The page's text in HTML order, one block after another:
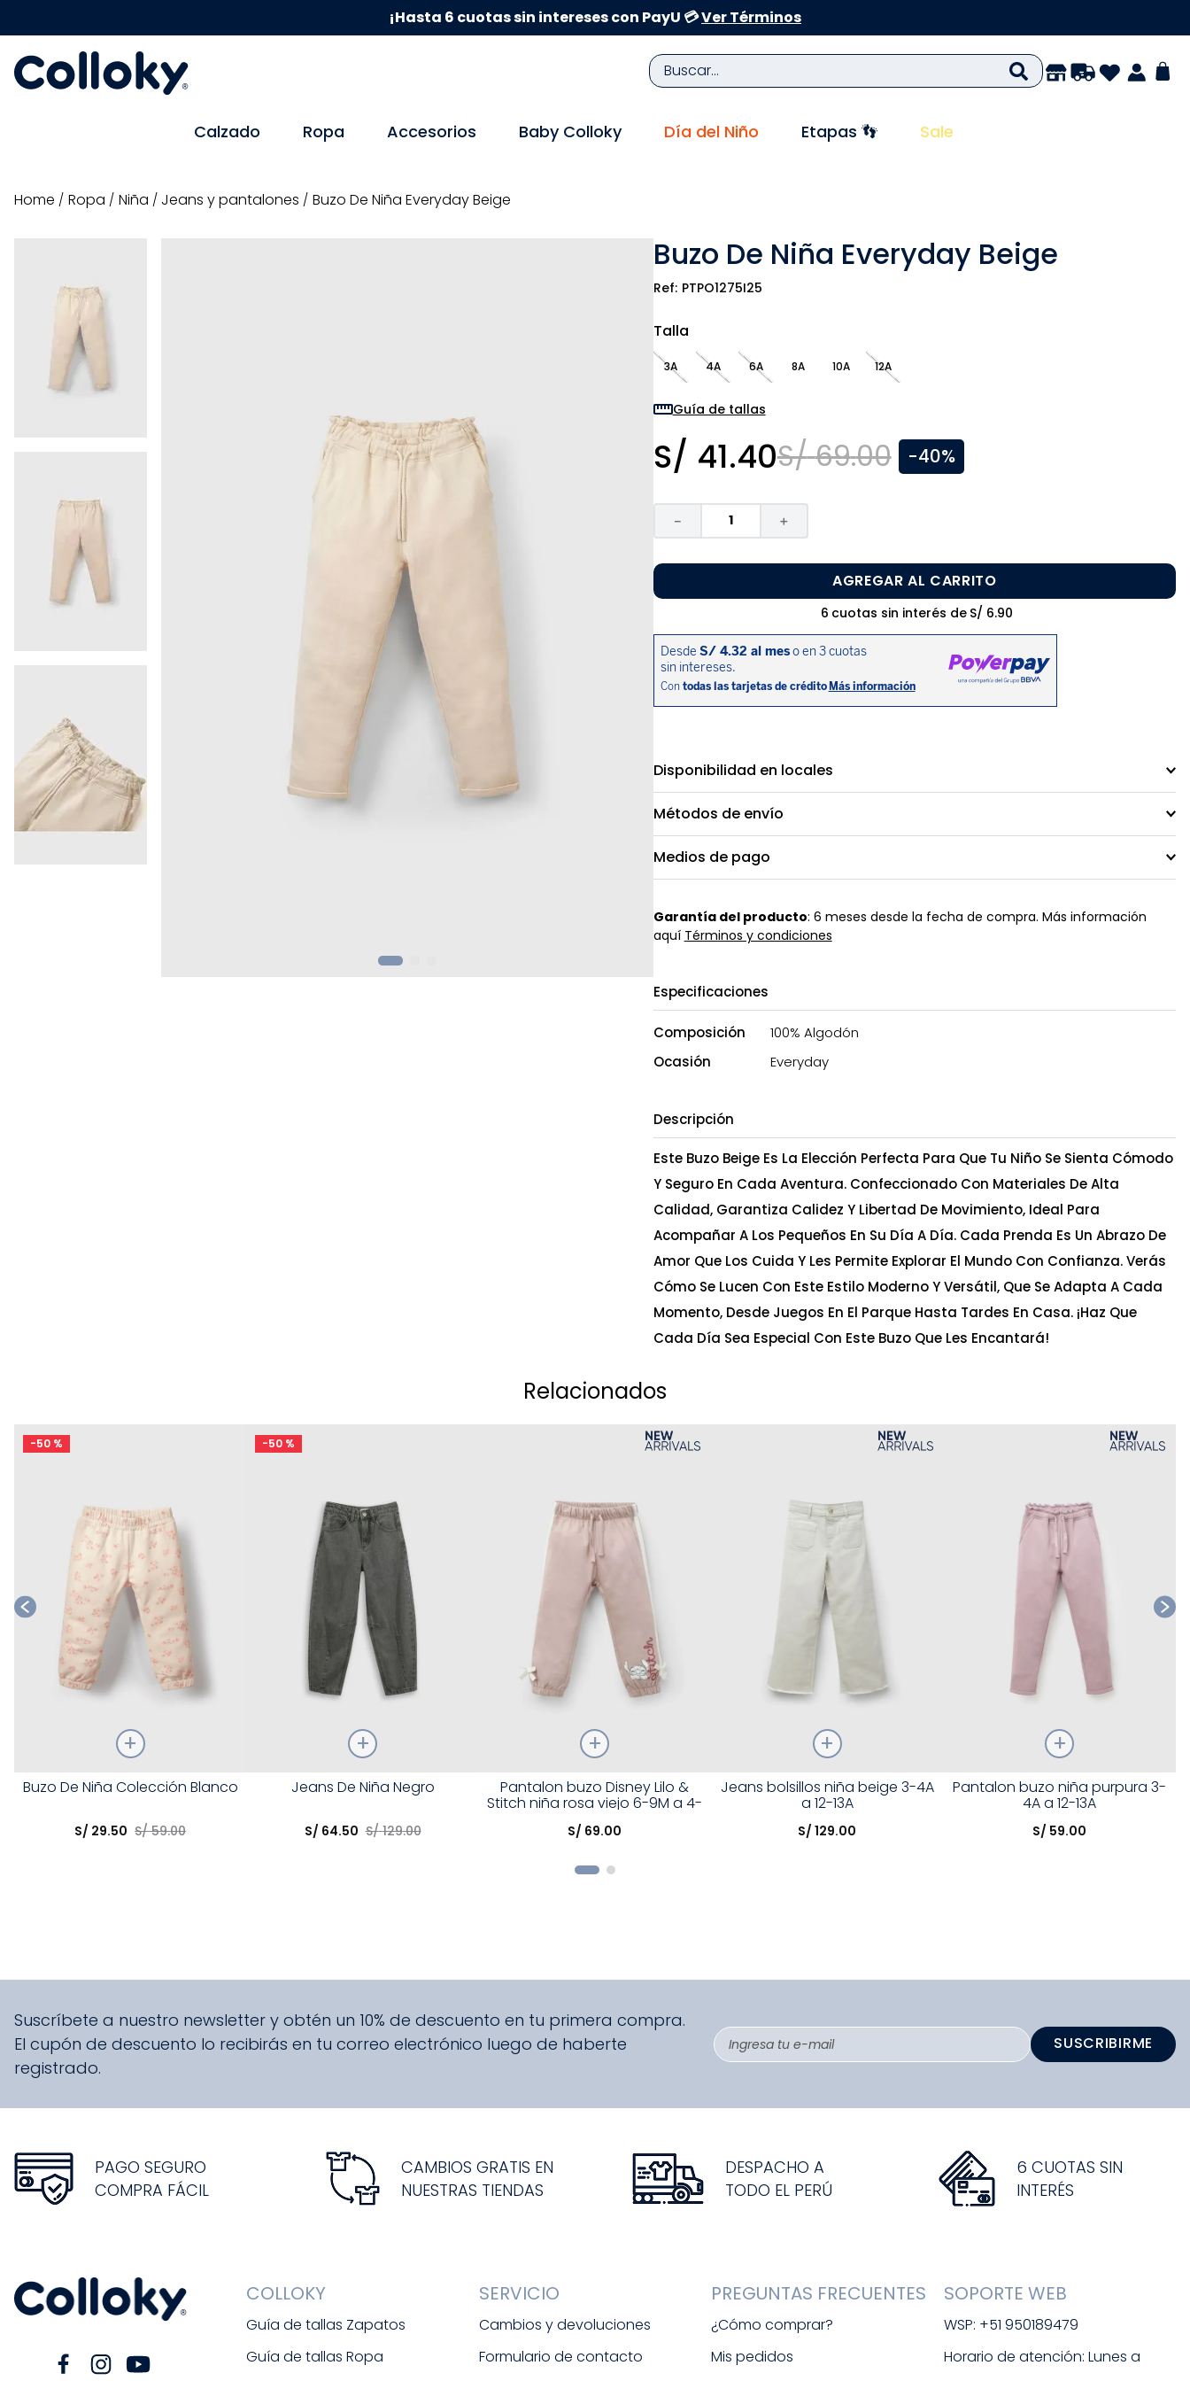
¡Hasta 6 cuotas sin intereses con PayU 💳Ver Términos
Buscar...
Calzado Ropa Accesorios Baby Colloky Día del Niño Etapas 👣 Sale
ropa niña jeans y pantalones Buzo De Niña Everyday Beige
Buzo De Niña Everyday Beige
PTPO1275I25
Talla
3A 4A 6A 8A 10A 12A
Guía de tallas
S/ 41.40S/ 69.00 -40%
＋
－
AGREGAR AL CARRITO
6 cuotas sin interés de S/ 6.90
Disponibilidad en locales
Métodos de envío
Medios de pago
Garantía del producto: 6 meses desde la fecha de compra. Más información
aquí Términos y condiciones
Especificaciones
Composición
100% Algodón
Ocasión
Everyday
Descripción
Este Buzo Beige Es La Elección Perfecta Para Que Tu Niño Se Sienta Cómodo
Y Seguro En Cada Aventura. Confeccionado Con Materiales De Alta
Calidad, Garantiza Calidez Y Libertad De Movimiento, Ideal Para
Acompañar A Los Pequeños En Su Día A Día. Cada Prenda Es Un Abrazo De
Amor Que Los Cuida Y Les Permite Explorar El Mundo Con Confianza. Verás
Cómo Se Lucen Con Este Estilo Moderno Y Versátil, Que Se Adapta A Cada
Momento, Desde Juegos En El Parque Hasta Tardes En Casa. ¡Haz Que
Cada Día Sea Especial Con Este Buzo Que Les Encantará!
Relacionados
-50 %
Talla
Buzo De Niña Colección Blanco
S/ 29.50 S/ 59.00
-50 %
Jeans De Niña Negro
S/ 64.50 S/ 129.00
Talla
Elige una opción
Pantalon buzo Disney Lilo &
Stitch niña rosa viejo 6-9M a 4-
S/ 69.00
Talla
Elige una opción
Jeans bolsillos niña beige 3-4A
a 12-13A
S/ 129.00
Talla
Elige una opción
Pantalon buzo niña purpura 3-
4A a 12-13A
S/ 59.00
Suscríbete a nuestro newsletter y obtén un 10% de descuento en tu primera compra.
El cupón de descuento lo recibirás en tu correo electrónico luego de haberte
registrado.
SUSCRIBIRME
PAGO SEGURO
COMPRA FÁCIL
CAMBIOS GRATIS EN
NUESTRAS TIENDAS
DESPACHO A
TODO EL PERÚ
6 CUOTAS SIN
INTERÉS
COLLOKY
Guía de tallas Zapatos
Guía de tallas Ropa
SERVICIO
Cambios y devoluciones
Formulario de contacto
PREGUNTAS FRECUENTES
¿Cómo comprar?
Mis pedidos
SOPORTE WEB
WSP: +51 950189479
Horario de atención: Lunes a
TÉRMINOS MÁS BUSCADOS
10.